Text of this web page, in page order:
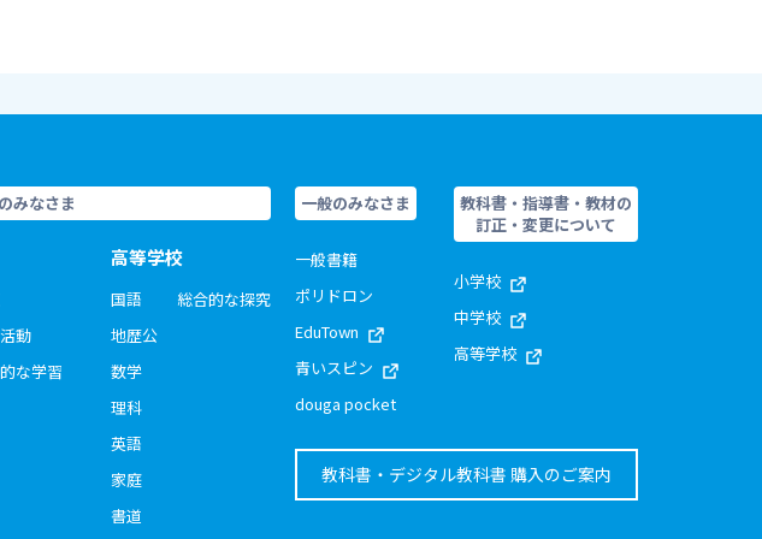
みなさま
動
な学習
高等学校
国語
地歴公
数学
理科
英語
家庭
書道
総合的な探究
一般のみなさま
一般書籍
ポリドロン
EduTown
青いスピン
douga pocket
教科書・指導書・教材の
訂正・変更について
小学校
中学校
高等学校
教科書・デジタル教科書 購入のご案内